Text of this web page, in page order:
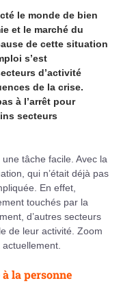
le monde de bien
et le marché du
de cette situation
s’est
d’activité
de la crise.
à l’arrêt pour
secteurs
tâche facile. Avec la
qui n’était déjà pas
En effet,
touchés par la
d’autres secteurs
de leur activité. Zoom
à la personne